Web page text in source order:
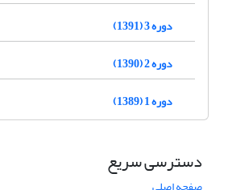
دوره 3 (1391)
دوره 2 (1390)
دوره 1 (1389)
دسترسی سریع